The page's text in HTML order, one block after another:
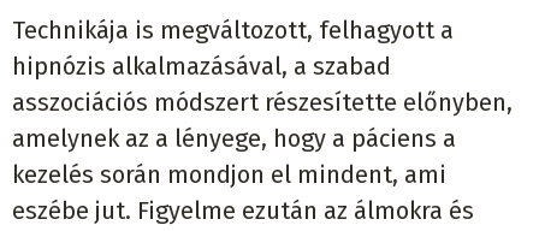
Technikája is megváltozott, felhagyott a
hipnózis alkalmazásával, a szabad
asszociációs módszert részesítette előnyben,
amelynek az a lényege, hogy a páciens a
kezelés során mondjon el mindent, ami
eszébe jut. Figyelme ezután az álmokra és